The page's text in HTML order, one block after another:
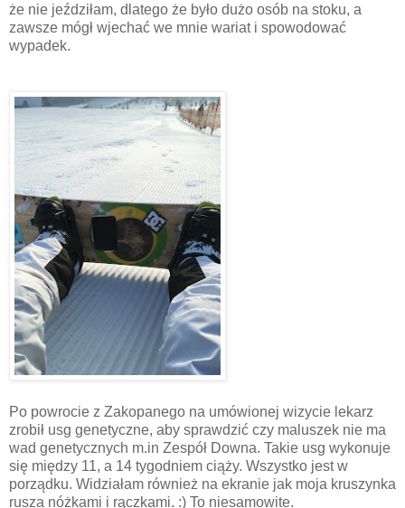
że nie jeździłam, dlatego że było dużo osób na stoku, a
zawsze mógł wjechać we mnie wariat i spowodować
wypadek.
Po powrocie z Zakopanego na umówionej wizycie lekarz
zrobił usg genetyczne, aby sprawdzić czy maluszek nie ma
wad genetycznych m.in Zespół Downa. Takie usg wykonuje
się między 11, a 14 tygodniem ciąży. Wszystko jest w
porządku. Widziałam również na ekranie jak moja kruszynka
rusza nóżkami i rączkami. :) To niesamowite.